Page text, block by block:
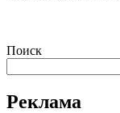
Поиск
Реклама